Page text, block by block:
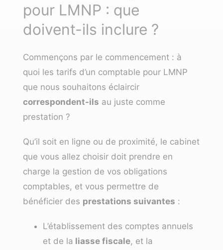
pour LMNP : que
doivent-ils inclure ?
Commençons par le commencement : à
quoi les tarifs d’un comptable pour LMNP
que nous souhaitons éclaircir
correspondent-ils au juste comme
prestation ?
Qu’il soit en ligne ou de proximité, le cabinet
que vous allez choisir doit prendre en
charge la gestion de vos obligations
comptables, et vous permettre de
bénéficier des prestations suivantes :
L’établissement des comptes annuels
et de la liasse fiscale, et la